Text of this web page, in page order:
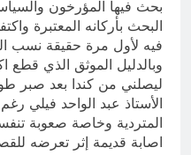
بحث فيها المؤرخون
البحث بأركانه المعتبرة
فيه لأول مرة حقيقة نسب
وبالدليل الموثق الذي قطع
ليصلني من كندا بعد صبر
الأستاذ عبد الواحد فيلي
المتردية وخاصة صعوبة
اصابة قديمة إثر تعرضه